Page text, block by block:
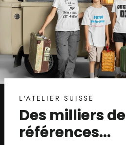
L'ATELIER SUISSE
Des milliers de
références...